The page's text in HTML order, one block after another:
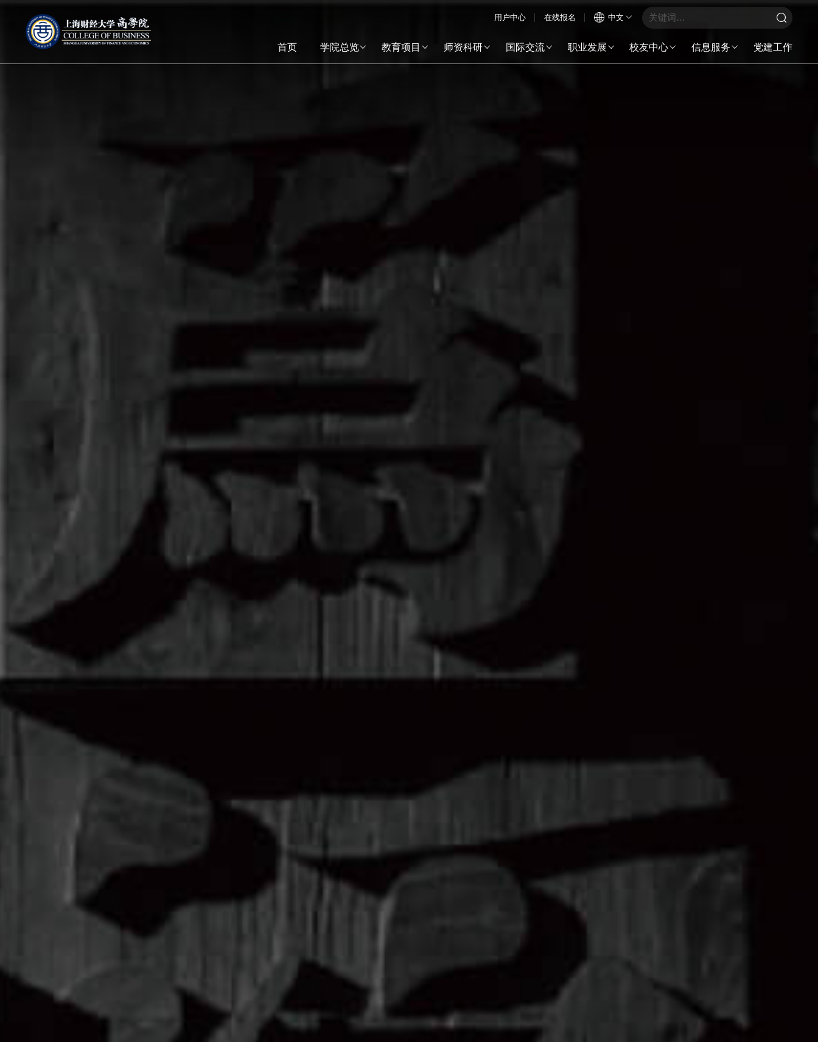
用户中心 在线报名 中文
首页 学院总览 教育项目 师资科研 国际交流 职业发展 校友中心 信息服务 党建工作